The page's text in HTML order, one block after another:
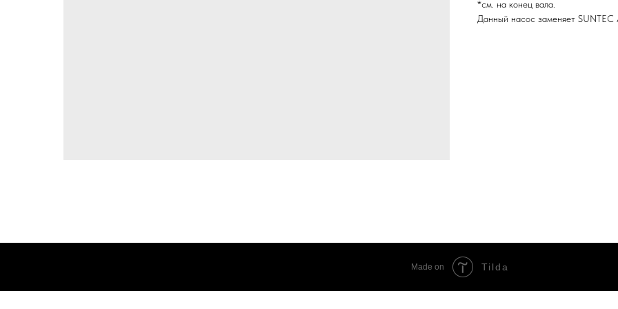
*см. на конец вала.
Данный насос заменяет
Made on Tilda